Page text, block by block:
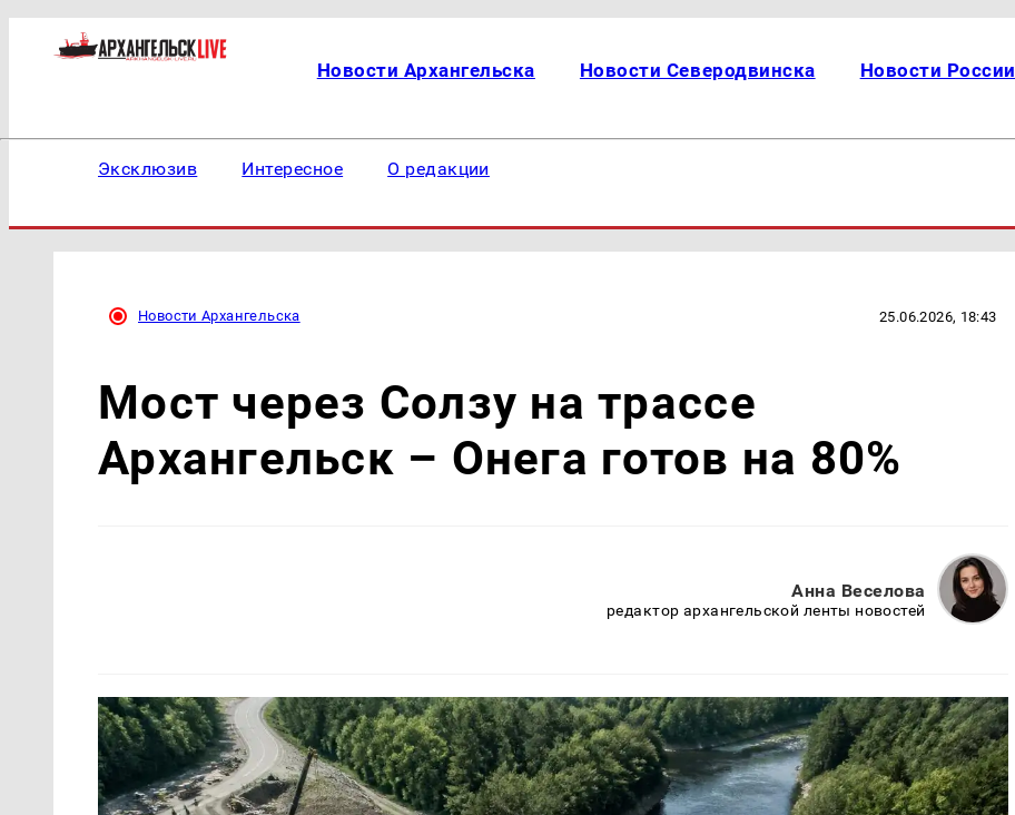
Новости Архангельска Новости Северодвинска Новости России
Эксклюзив Интересное О редакции
Новости Архангельска 25.06.2026, 18:43
Мост через Солзу на трассе
Архангельск – Онега готов на 80%
Анна Веселова
редактор архангельской ленты новостей